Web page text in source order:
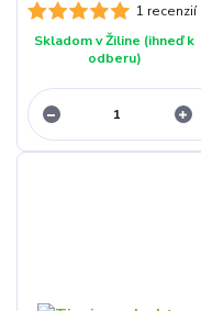
1 recenzií
Skladom v Žiline (ihneď k
odberu)